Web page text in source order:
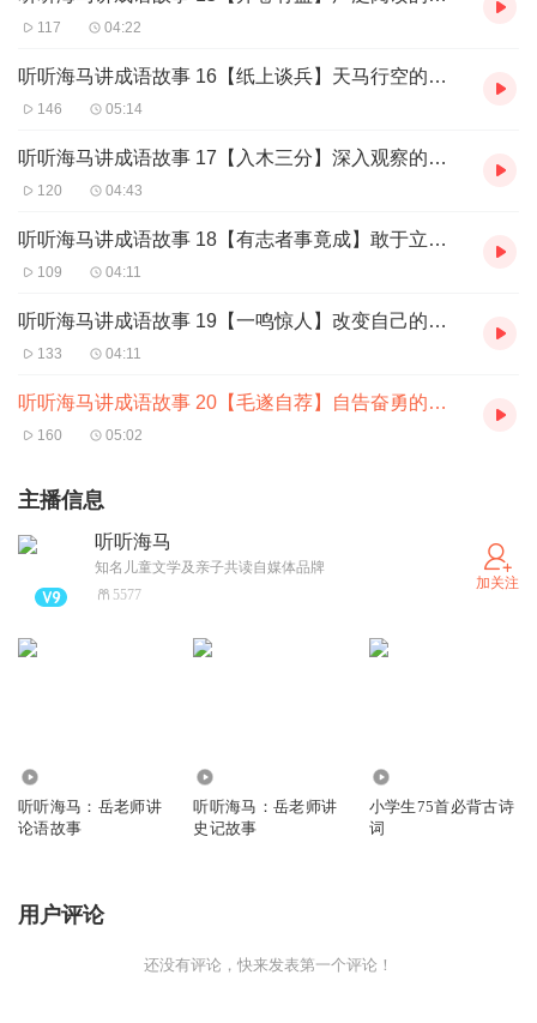
自律刻苦的品质，如：悬梁刺股、凿壁偷光
习得技巧的智慧，如：庖丁解牛、熟能生巧
处世为人的品德，如：程门立雪、一字之师
自我反省的意识，如：闭门思过、负荆请罪
……听着成语故事，获取20种成长经验。
【思维导图】
117 04:22
听听海马讲成语故事 16【纸上谈兵】天马行空的忌讳
146 05:14
听听海马讲成语故事 17【入木三分】深入观察的习惯
120 04:43
听听海马讲成语故事 18【有志者事竟成】敢于立志的态度
109 04:11
听听海马讲成语故事 19【一鸣惊人】改变自己的勇气
133 04:11
听听海马讲成语故事 20【毛遂自荐】自告奋勇的魄力
160 05:02
主播信息
听听海马
知名儿童文学及亲子共读自媒体品牌
5577
加关注
听听海马：岳老师讲
论语故事
听听海马：岳老师讲
史记故事
小学生75首必背古诗
词
用户评论
还没有评论，快来发表第一个评论！